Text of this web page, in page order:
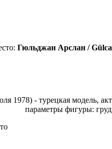
Гюльджан Арслан /
1978) - турецкая модель,
параметры фигуры: